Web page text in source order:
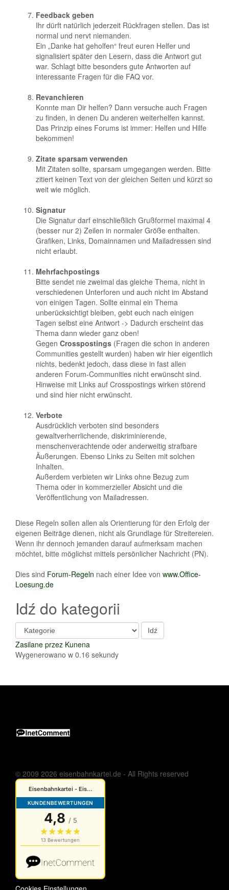
Feedback geben
Ihr dürft natürlich jederzeit Rückfragen stellen. Das ist
normal und nervt niemanden.
Ein „Danke hat geholfen“ freut euren Helfer und
signalisiert später den Lesern, dass die Antwort gut
war. Schlagt bitte besonders gute Antworten auf
interessante Fragen für die FAQ vor.
Revanchieren
Konnte man Dir helfen? Dann versuche auch Fragen
zu finden, in denen Du anderen weiterhelfen kannst.
Das Prinzip eines Forums ist immer: Helfen und Hilfe
bekommen!
Zitate sparsam verwenden
Mit Zitaten sollte, sparsam umgegangen werden. Bitte
zitiert keinen Text von der gleichen Seiten und kürzt so
weit wie möglich.
Signatur
Die Signatur darf einschließlich Grußformel maximal 4
(besser nur 2) Zeilen in normaler Größe enthalten.
Grafiken, Links, Domainnamen und Mailadressen sind
nicht erlaubt.
Mehrfachpostings
Bitte sendet nie zweimal das gleiche Thema, nicht in
verschiedenen Unterforen und auch nicht im Abstand
von einigen Tagen. Sollte einmal ein Thema
unberücksichtigt bleiben, gebt euch nach einigen
Tagen selbst eine Antwort -> Dadurch erscheint das
Thema dann wieder ganz oben!
Gegen Crosspostings (Fragen die schon in anderen
Communities gestellt wurden) haben wir hier eigentlich
nichts, bedenkt jedoch, dass diese in fast allen
anderen Forum-Communities nicht erwünscht sind.
Hinweise mit Links auf Crosspostings wirken störend
und sind hier nicht erwünscht.
Verbote
Ausdrücklich verboten sind besonders
gewaltverherrlichende, diskriminierende,
menschenverachtende oder anderweitig strafbare
Äußerungen. Ebenso Links zu Seiten mit solchen
Inhalten.
Außerdem verbieten wir Links ohne Bezug zum
Thema oder in kommerzieller Absicht und die
Veröffentlichung von Mailadressen.
Diese Regeln sollen allen als Orientierung für den Erfolg der
eigenen Beiträge dienen, nicht als Grundlage für Streitereien.
Wenn ihr dennoch jemanden darauf aufmerksam machen
möchtet, bitte möglichst mittels persönlicher Nachricht (PN).
Dies sind Forum-Regeln nach einer Idee von www.Office-
Loesung.de
Idź do kategorii
Zasilane przez Kunena
Wygenerowano w 0.16 sekundy
© 2009 2026 eisenbahnkartei.de - All Rights reserved